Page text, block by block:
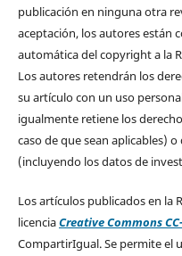
publicación en ninguna otra
aceptación, los autores están
automática del copyright a la
Los autores retendrán los
su artículo con un uso
igualmente retiene los
caso de que sean aplicables)
(incluyendo los datos de
Los artículos publicados en la
licenciaCreative Commons
CompartirIgual. Se permite el